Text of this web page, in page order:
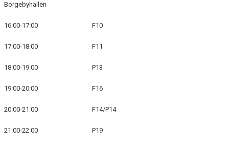
Borgebyhallen
16:00-17:00 F10
17:00-18:00 F11
18:00-19:00 P13
19:00-20:00 F16
20:00-21:00 F14/P14
21:00-22:00 P19